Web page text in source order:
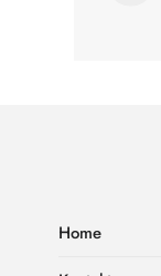
Home